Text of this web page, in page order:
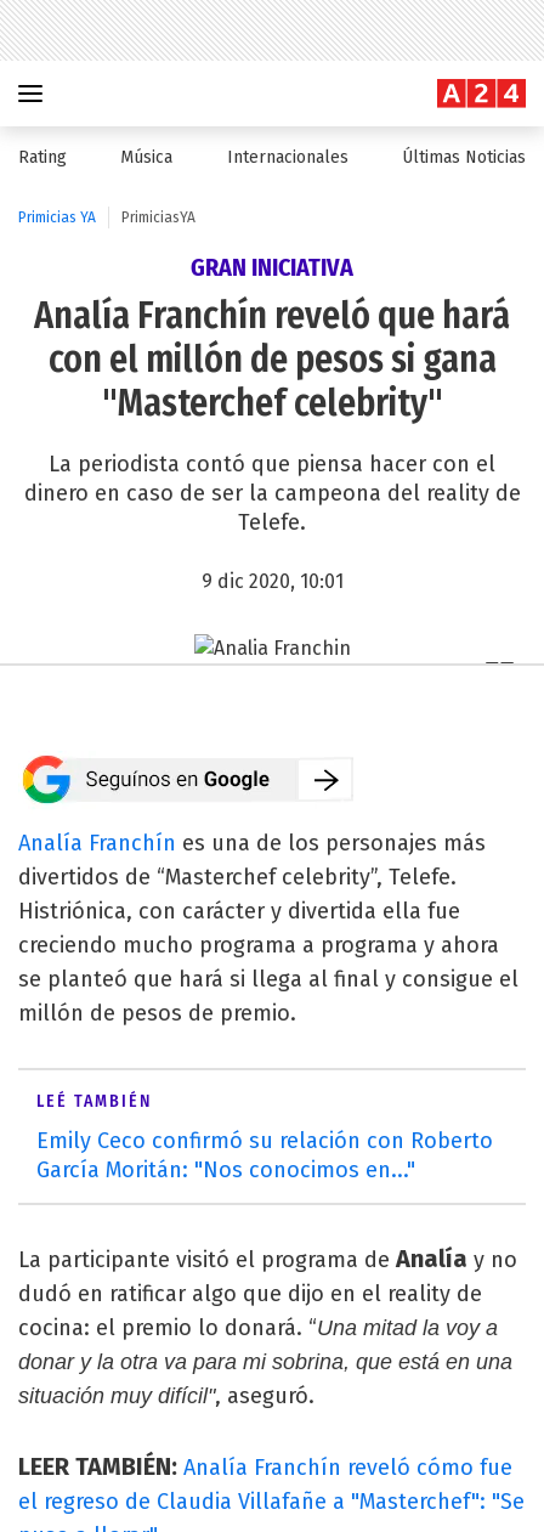
Rating Música Internacionales Últimas Noticias
Primicias YA PrimiciasYA
GRAN INICIATIVA
Analía Franchín reveló que hará
con el millón de pesos si gana
"Masterchef celebrity"
La periodista contó que piensa hacer con el
dinero en caso de ser la campeona del reality de
Telefe.
9 dic 2020, 10:01
Analía Franchín es una de los personajes más
divertidos de “Masterchef celebrity”, Telefe.
Histriónica, con carácter y divertida ella fue
creciendo mucho programa a programa y ahora
se planteó que hará si llega al final y consigue el
millón de pesos de premio.
LEÉ TAMBIÉN
Emily Ceco confirmó su relación con Roberto
García Moritán: "Nos conocimos en..."
La participante visitó el programa deAnalía y no
dudó en ratificar algo que dijo en el reality de
cocina: el premio lo donará. “Una mitad la voy a
donar y la otra va para mi sobrina, que está en una
situación muy difícil", aseguró.
LEER TAMBIÉN: Analía Franchín reveló cómo fue
el regreso de Claudia Villafañe a "Masterchef": "Se